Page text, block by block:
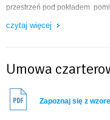
przestrzeń pod pokładem
się dla początkujących
czytaj więcej
Umowa
Zapoznaj się z